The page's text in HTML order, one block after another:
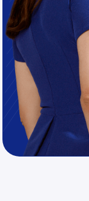
из
Скачайте полную